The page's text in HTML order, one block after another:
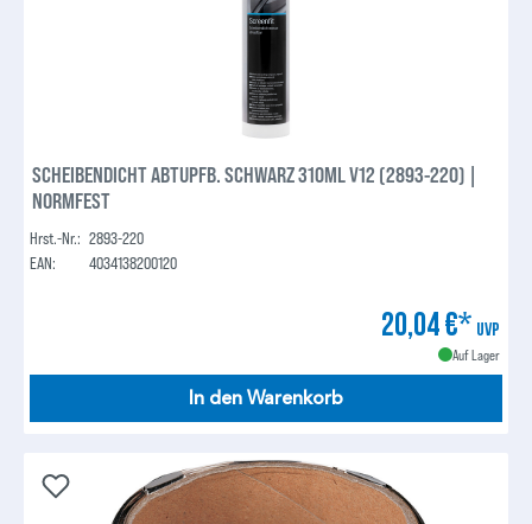
SCHEIBENDICHT ABTUPFB. SCHWARZ 310ML V12 (2893-220) |
NORMFEST
Hrst.-Nr.: 2893-220
EAN:
4034138200120
20,04 €* UVP
Auf Lager
In den Warenkorb